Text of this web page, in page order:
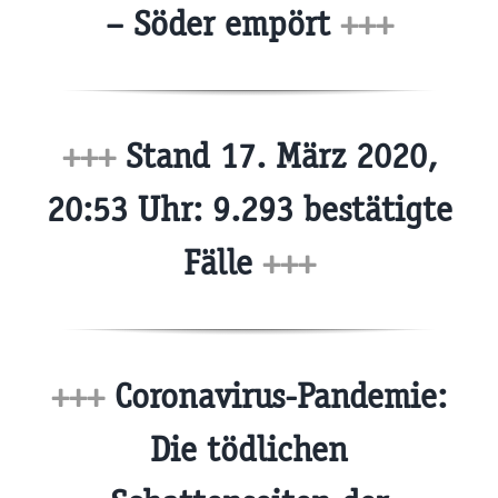
– Söder empört +++
+++Stand 17. März 2020,
20:53 Uhr: 9.293 bestätigte
Fälle +++
+++Coronavirus-Pandemie:
Die tödlichen